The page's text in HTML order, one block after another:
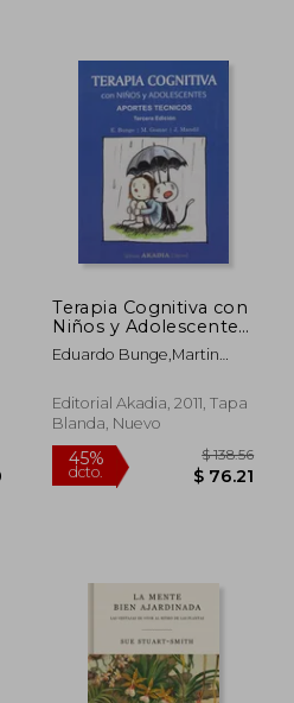
45%
dcto.
Terapia Cognitiva con
Niños y Adolescentes:
Aportes Tecnicos
Eduardo Bunge,Martin
Editorial Akadia, 2011, Tapa
Blanda, Nuevo